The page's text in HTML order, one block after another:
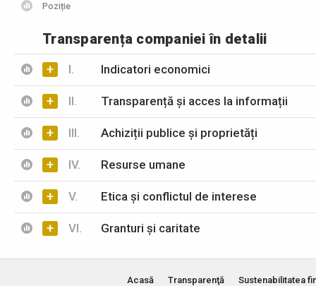
Poziție
Transparența companiei în detalii
+ I. Indicatori economici
+ II. Transparență și acces la informații
+ III. Achiziții publice și proprietăți
+ IV. Resurse umane
+ V. Etica și conflictul de interese
+ VI. Granturi și caritate
Acasă Transparenţă Sustenabilitatea